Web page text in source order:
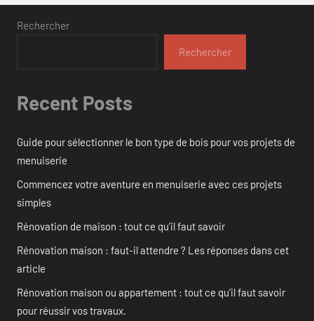
Rechercher
Rechercher
Recent Posts
Guide pour sélectionner le bon type de bois pour vos projets de
menuiserie
Commencez votre aventure en menuiserie avec ces projets
simples
Rénovation de maison : tout ce qu’il faut savoir
Rénovation maison : faut-il attendre ? Les réponses dans cet
article
Rénovation maison ou appartement : tout ce qu’il faut savoir
pour réussir vos travaux.